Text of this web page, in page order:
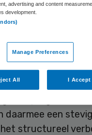
eigen
eind dit jaar een
96 procent van de
is dit VMS dan ook
of gecertificeerd.
daarmee een
structureel
advertising and content
development.
Manage Preferences
All I Accept